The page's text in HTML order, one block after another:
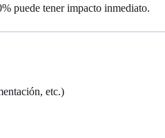
puede tener impacto inmediato.
etc.)